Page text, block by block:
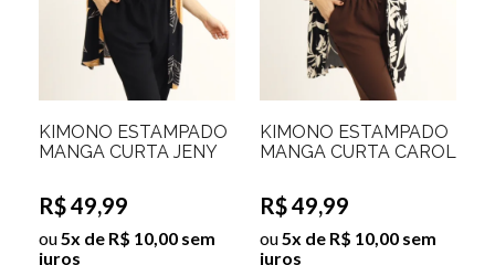
KIMONO ESTAMPADO
MANGA CURTA JENY
R$ 49,99
ou5x de R$ 10,00 sem
juros
KIMONO ESTAMPADO
MANGA CURTA CAROL
R$ 49,99
ou5x de R$ 10,00 sem
juros